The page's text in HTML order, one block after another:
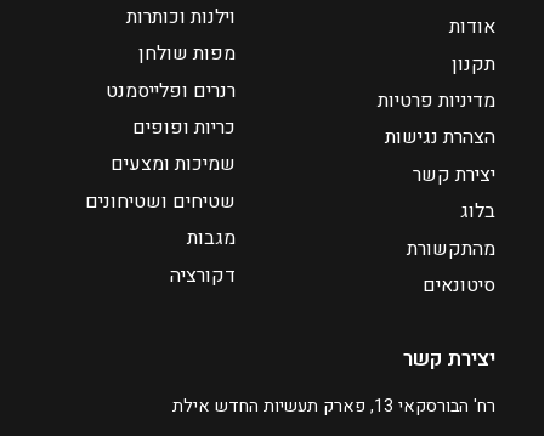
יצירת קשר
רח' הבורסקאי 13, פארק תעשיות החדש אילת
וילנות וכותרות
מפות שולחן
רנרים ופלייסמנט
כריות ופופים
שמיכות ומצעים
שטיחים ושטיחונים
מגבות
דקורציה
אודות
תקנון
מדיניות פרטיות
הצהרת נגישות
יצירת קשר
בלוג
מהתקשורת
סיטונאים